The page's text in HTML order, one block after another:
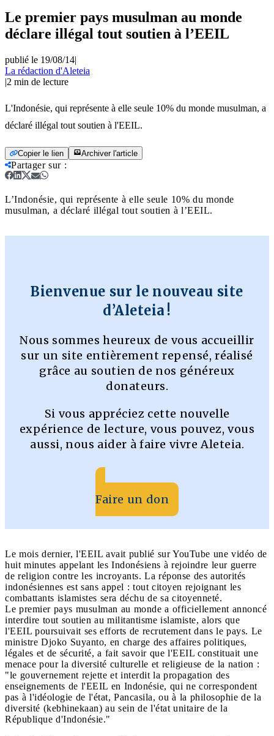
Le premier pays musulman au monde
déclare illégal tout soutien à l’EEIL
publié le 19/08/14|
La rédaction d'Aleteia
|2 min de lecture
L'Indonésie, qui représente à elle seule 10% du monde musulman, a
déclaré illégal tout soutien à l'EEIL.
Copier le lien Archiver l'article
Partager sur:
L’Indonésie, qui représente à elle seule 10% du monde
musulman, a déclaré illégal tout soutien à l’EEIL.
Bienvenue sur le nouveau site
d’Aleteia !
Nous sommes heureux de vous accueillir
sur un site entièrement repensé, réalisé
grâce au soutien de nos généreux
donateurs.
Si vous appréciez cette nouvelle
expérience de lecture, vous pouvez, vous
aussi, nous aider à faire vivre Aleteia.
Faire un don
Le mois dernier, l'EEIL avait publié sur YouTube une vidéo de
huit minutes appelant les Indonésiens à rejoindre leur guerre
de religion contre les incroyants. La réponse des autorités
indonésiennes est sans appel : tout citoyen rejoignant les
combattants islamistes sera déchu de sa citoyenneté.
Le premier pays musulman au monde a officiellement annoncé
interdire tout soutien au militantisme islamiste, alors que
l'EEIL poursuivait ses efforts de recrutement dans le pays. Le
ministre Djoko Suyanto, en charge des affaires politiques,
légales et de sécurité, a fait savoir que l'EEIL constituait une
menace pour la diversité culturelle et religieuse de la nation :
"le gouvernement rejette et interdit la propagation des
enseignements de l'EEIL en Indonésie, qui ne correspondent
pas à l'idéologie de l'état, Pancasila, ou à la philosophie de la
diversité (kebhinekaan) au sein de l'état unitaire de la
République d'Indonésie."